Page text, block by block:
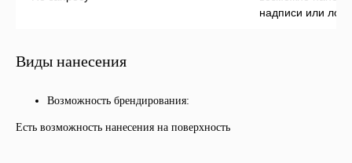
надписи или
Виды нанесения
Возможность брендирования:
Есть возможность нанесения на поверхность